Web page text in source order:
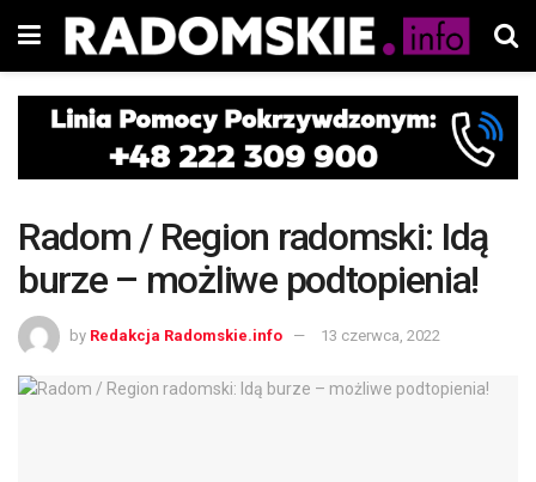
Radom / Region radomski: Idą
burze – możliwe podtopienia!
by Redakcja Radomskie.info 13 czerwca, 2022